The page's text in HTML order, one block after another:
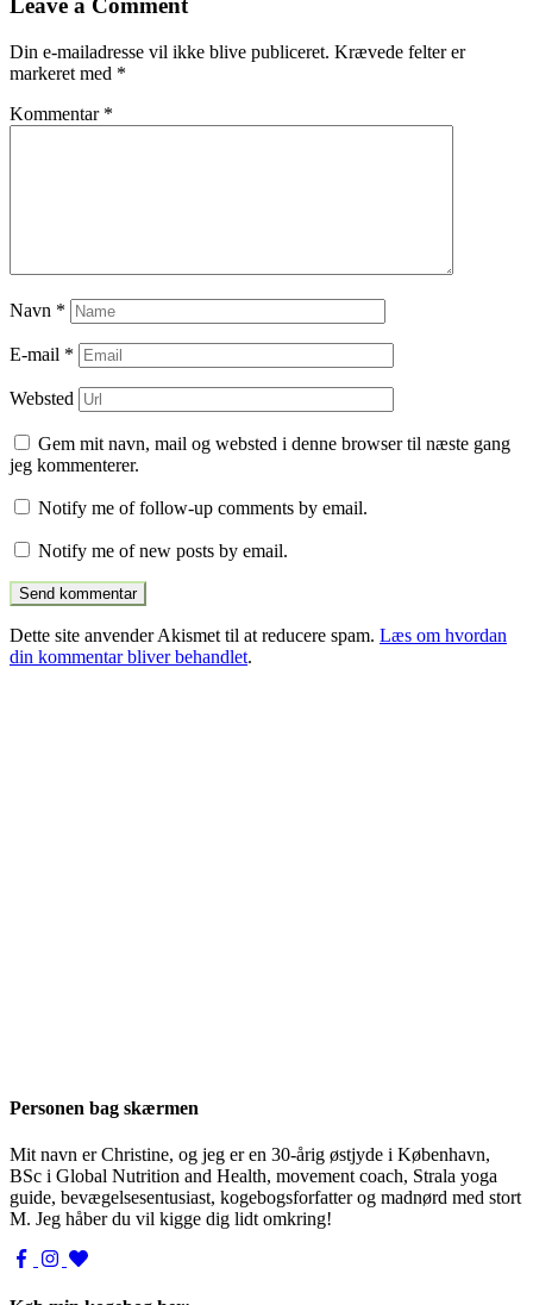
indlæg
Leave a Comment
Din e-mailadresse vil ikke blive publiceret. Krævede felter er
markeret med *
Kommentar *
Navn *
E-mail *
Websted
Gem mit navn, mail og websted i denne browser til næste gang
jeg kommenterer.
Notify me of follow-up comments by email.
Notify me of new posts by email.
Dette site anvender Akismet til at reducere spam. Læs om hvordan
din kommentar bliver behandlet.
Personen bag skærmen
Mit navn er Christine, og jeg er en 30-årig østjyde i København,
BSc i Global Nutrition and Health, movement coach, Strala yoga
guide, bevægelsesentusiast, kogebogsforfatter og madnørd med stort
M. Jeg håber du vil kigge dig lidt omkring!